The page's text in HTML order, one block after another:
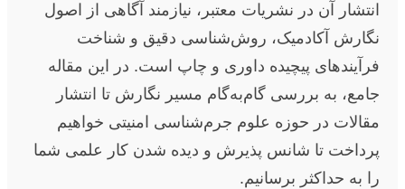
انتشار آن در نشریات معتبر، نیازمند آگاهی از اصول
نگارش آکادمیک، روش‌شناسی دقیق و شناخت
فرآیندهای پیچیده داوری و چاپ است. در این مقاله
جامع، به بررسی گام‌به‌گام مسیر نگارش تا انتشار
مقالات در حوزه علوم جرم‌شناسی امنیتی خواهیم
پرداخت تا شانس پذیرش و دیده شدن کار علمی شما
را به حداکثر برسانیم.